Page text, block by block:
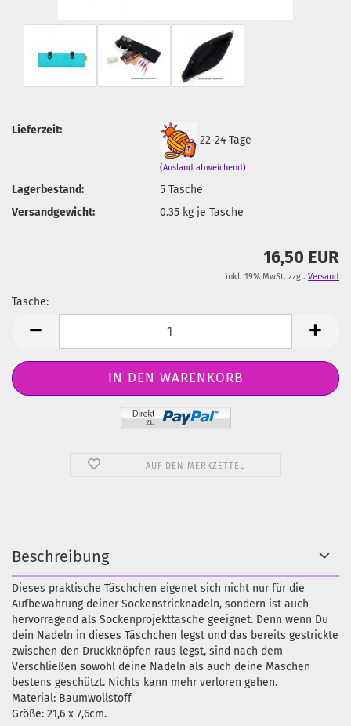
Lieferzeit:
22-24 Tage
(Ausland abweichend)
Lagerbestand: 5Tasche
Versandgewicht:
0.35 kg je Tasche
16,50 EUR
inkl. 19% MwSt. zzgl. Versand
Tasche:
AUF DEN MERKZETTEL
Beschreibung
Dieses praktische Täschchen eigenet sich nicht nur für die
Aufbewahrung deiner Sockenstricknadeln, sondern ist auch
hervorragend als Sockenprojekttasche geeignet. Denn wenn Du
dein Nadeln in dieses Täschchen legst und das bereits gestrickte
zwischen den Druckknöpfen raus legst, sind nach dem
Verschließen sowohl deine Nadeln als auch deine Maschen
bestens geschützt. Nichts kann mehr verloren gehen.
Material: Baumwollstoff
Größe: 21,6 x 7,6cm.